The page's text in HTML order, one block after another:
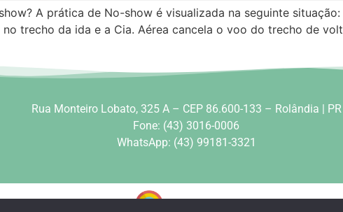
A prática de No-show é visualizada na seguinte
trecho da ida e a Cia. Aérea cancela o voo do trecho de
Rua Monteiro Lobato, 325 A – CEP 86.600-133 – Rolândia | PR
Fone: (43) 3016-0006
WhatsApp: (43) 99181-3321